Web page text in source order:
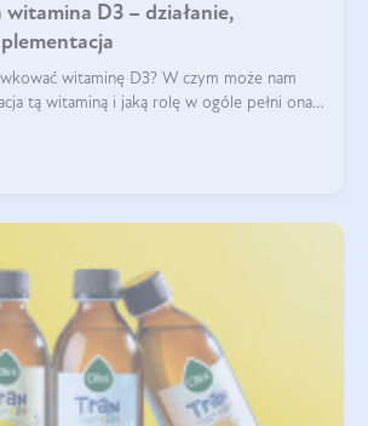
witamina D3 – działanie,
witaminę D3? W czym może nam
tą witaminą i jaką rolę w ogóle pełni ona